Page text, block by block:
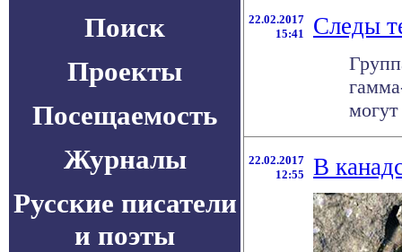
Поиск
Проекты
Посещаемость
Журналы
Русские писатели
и поэты
22.02.2017
15:41
Следы
22.02.2017
12:55
В